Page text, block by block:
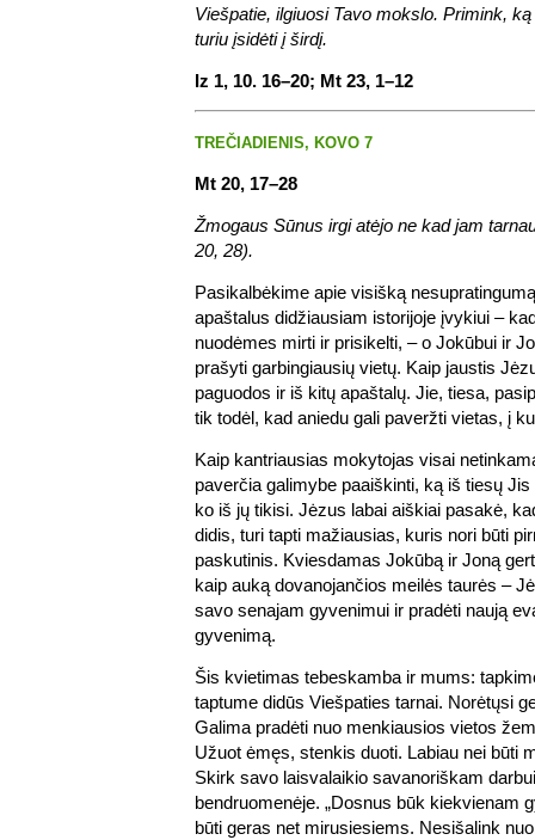
Viešpatie, ilgiuosi Tavo mokslo. Primink,
turiu įsidėti į širdį.
Iz 1, 10. 16–20; Mt 23, 1–12
TREČIADIENIS, KOVO 7
Mt 20, 17–28
Žmogaus Sūnus irgi atėjo ne kad jam
20, 28).
Pasikalbėkime apie visišką
apaštalus didžiausiam istorijoje įvykiui –
nuodėmes mirti ir prisikelti, – o Jokūbui ir
prašyti garbingiausių vietų. Kaip jaustis
paguodos ir iš kitų apaštalų. Jie, tiesa,
tik todėl, kad aniedu gali paveržti vietas, į
Kaip kantriausias mokytojas visai
paverčia galimybe paaiškinti, ką iš tiesų
ko iš jų tikisi. Jėzus labai aiškiai pasakė,
didis, turi tapti mažiausias, kuris nori būti
paskutinis. Kviesdamas Jokūbą ir Joną
kaip auką dovanojančios meilės taurės –
savo senajam gyvenimui ir pradėti naują
gyvenimą.
Šis kvietimas tebeskamba ir mums:
taptume didūs Viešpaties tarnai. Norėtųsi
Galima pradėti nuo menkiausios vietos
Užuot ėmęs, stenkis duoti. Labiau nei būti
Skirk savo laisvalaikio savanoriškam
bendruomenėje. „Dosnus būk kiekvienam
būti geras net mirusiesiems. Nesišalink